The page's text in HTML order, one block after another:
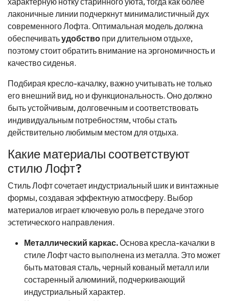
лаконичные линии подчеркнут минималистичный дух
современного Лофта. Оптимальная модель должна
обеспечиватьудобство при длительном отдыхе,
поэтому стоит обратить внимание на эргономичность и
качество сиденья.
Подбирая кресло-качалку, важно учитывать не только
его внешний вид, но и функциональность. Оно должно
быть устойчивым, долговечным и соответствовать
индивидуальным потребностям, чтобы стать
действительно любимым местом для отдыха.
Какие материалы соответствуют
стилю Лофт?
Стиль Лофт сочетает индустриальный шик и винтажные
формы, создавая эффектную атмосферу. Выбор
материалов играет ключевую роль в передаче этого
эстетического направления.
Металлический каркас.Основа кресла-качалки в
стиле Лофт часто выполнена из металла. Это может
быть матовая сталь, черный кованый металл или
состаренный алюминий, подчеркивающий
индустриальный характер.